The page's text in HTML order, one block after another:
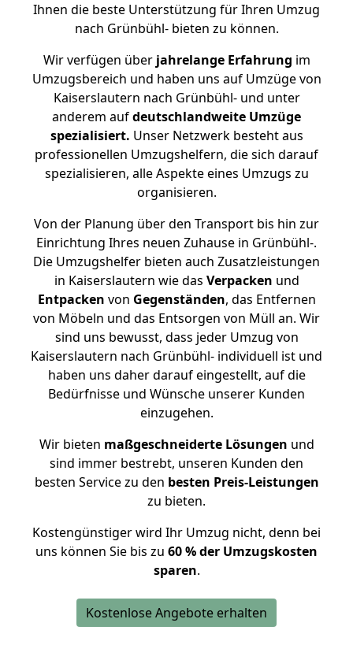
Ihnen die beste Unterstützung für Ihren Umzug
nach Grünbühl- bieten zu können.
Wir verfügen überjahrelange Erfahrung im
Umzugsbereich und haben uns auf Umzüge von
Kaiserslautern nach Grünbühl- und unter
anderem aufdeutschlandweite Umzüge
spezialisiert. Unser Netzwerk besteht aus
professionellen Umzugshelfern, die sich darauf
spezialisieren, alle Aspekte eines Umzugs zu
organisieren.
Von der Planung über den Transport bis hin zur
Einrichtung Ihres neuen Zuhause in Grünbühl-.
Die Umzugshelfer bieten auch Zusatzleistungen
in Kaiserslautern wie das Verpacken und
Entpacken von Gegenständen, das Entfernen
von Möbeln und das Entsorgen von Müll an. Wir
sind uns bewusst, dass jeder Umzug von
Kaiserslautern nach Grünbühl- individuell ist und
haben uns daher darauf eingestellt, auf die
Bedürfnisse und Wünsche unserer Kunden
einzugehen.
Wir bieten maßgeschneiderte Lösungen und
sind immer bestrebt, unseren Kunden den
besten Service zu den besten Preis-Leistungen
zu bieten.
Kostengünstiger wird Ihr Umzug nicht, denn bei
uns können Sie bis zu 60 % der Umzugskosten
sparen.
Kostenlose Angebote erhalten